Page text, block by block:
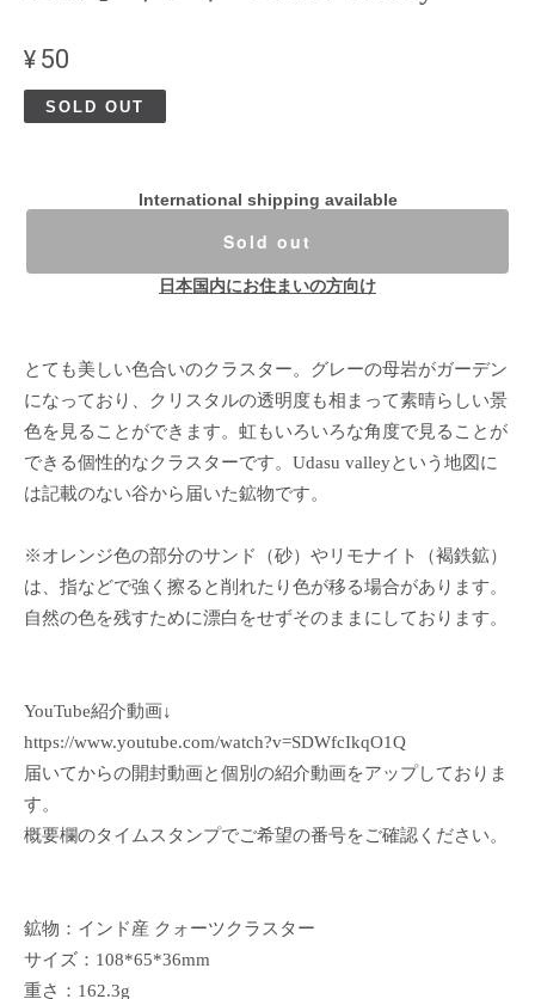
¥50
SOLD OUT
International shipping available
Sold out
日本国内にお住まいの方向け
とても美しい色合いのクラスター。グレーの母岩がガーデン
になっており、クリスタルの透明度も相まって素晴らしい景
色を見ることができます。虹もいろいろな角度で見ることが
できる個性的なクラスターです。Udasu valleyという地図に
は記載のない谷から届いた鉱物です。
※オレンジ色の部分のサンド（砂）やリモナイト（褐鉄鉱）
は、指などで強く擦ると削れたり色が移る場合があります。
自然の色を残すために漂白をせずそのままにしております。
YouTube紹介動画↓
https://www.youtube.com/watch?v=SDWfcIkqO1Q
届いてからの開封動画と個別の紹介動画をアップしておりま
す。
概要欄のタイムスタンプでご希望の番号をご確認ください。
鉱物：インド産 クォーツクラスター
サイズ：108*65*36mm
重さ：162.3g